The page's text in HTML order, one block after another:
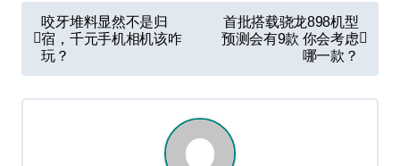
文
章
导
航
咬牙堆料显然不是归
宿，千元手机相机该咋
玩？
首批搭载骁龙898机型
预测会有9款 你会考虑
哪一款？